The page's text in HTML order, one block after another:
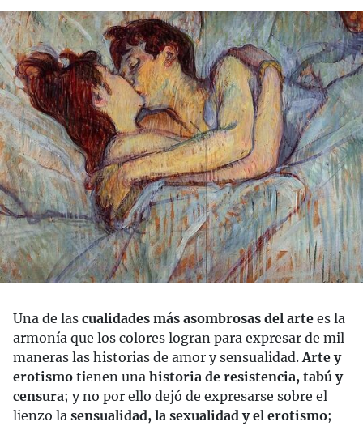
Una de las cualidades más asombrosas del arte es la
armonía que los colores logran para expresar de mil
maneras las historias de amor y sensualidad.Arte y
erotismo tienen una historia de resistencia, tabú y
censura; y no por ello dejó de expresarse sobre el
lienzo la sensualidad, la sexualidad y el erotismo;